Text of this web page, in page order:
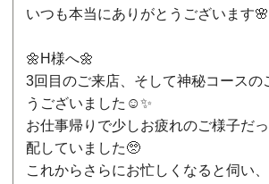
いつも本当にありがとうございます🌸
🌼H様へ🌼
3回目のご来店、そして神秘コースの
うございました☺️✨
お仕事帰りで少しお疲れのご様子だ
配していました🥺
これからさらにお忙しくなると伺い